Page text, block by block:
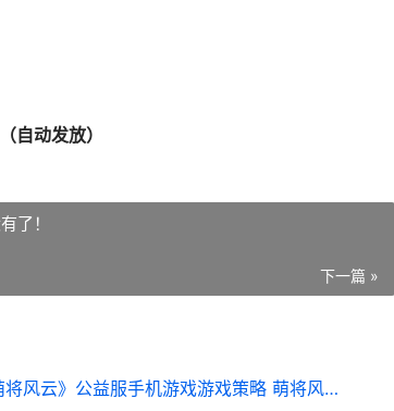
自动发放）
了！
下一篇 »
《萌将风云》公益服手机游戏游戏策略 萌将风云秒杀